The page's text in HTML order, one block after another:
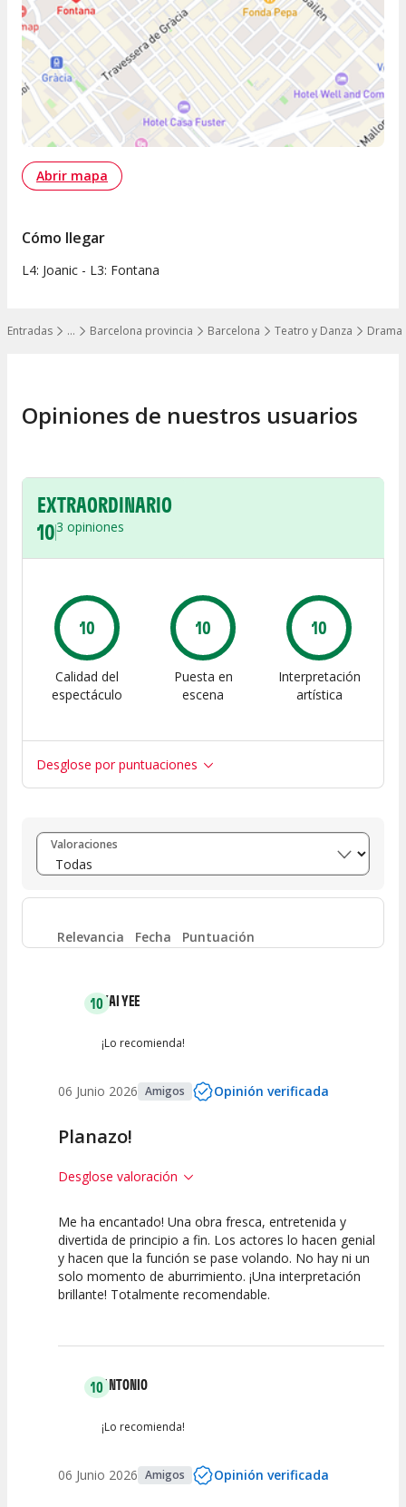
…
Mostrar todos los niveles
Entradas Barcelona provincia Barcelona Teatro y Danza Drama
Abrir mapa
Cómo llegar
L4: Joanic - L3: Fontana
Opiniones de nuestros usuarios
EXTRAORDINARIO
103 opiniones
10
Calidad del
espectáculo
10
Puesta en
escena
10
Interpretación
artística
Desglose por puntuaciones
Entre 8 y 10 (3)
Entre 6 y 8 (0)
Entre 4 y 6 0
Valoraciones
Relevancia Fecha Puntuación
10KAI YEE
¡Lo recomienda!
06 Junio 2026 Amigos Opinión verificada
Planazo!
Desglose valoración
10
Calidad del
Espectáculo
10
Puesta en
Escena
10
Interpretación
artística
Me ha encantado! Una obra fresca, entretenida y
divertida de principio a fin. Los actores lo hacen genial
y hacen que la función se pase volando. No hay ni un
solo momento de aburrimiento. ¡Una interpretación
brillante! Totalmente recomendable.
10ANTONIO
¡Lo recomienda!
06 Junio 2026 Amigos Opinión verificada